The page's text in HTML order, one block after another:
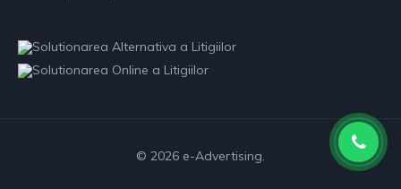
© 2026 e-Advertising.